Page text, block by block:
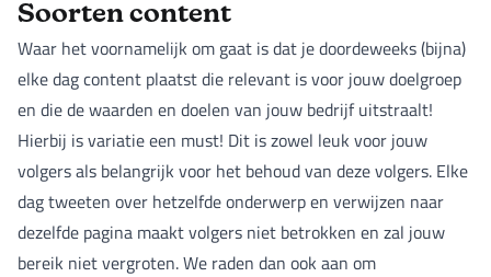
Soorten content
Waar het voornamelijk om gaat is dat je doordeweeks (bijna)
elke dag content plaatst die relevant is voor jouw doelgroep
en die de waarden en doelen van jouw bedrijf uitstraalt!
Hierbij is variatie een must! Dit is zowel leuk voor jouw
volgers als belangrijk voor het behoud van deze volgers. Elke
dag tweeten over hetzelfde onderwerp en verwijzen naar
dezelfde pagina maakt volgers niet betrokken en zal jouw
bereik niet vergroten. We raden dan ook aan om